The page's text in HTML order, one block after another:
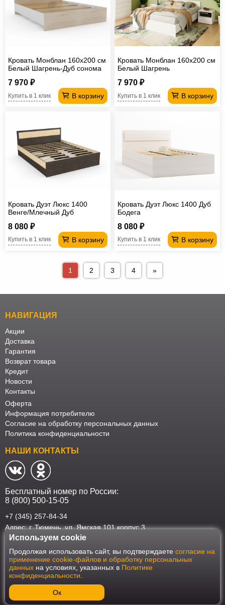
Кровать Монблан 160х200 см
Белый Шагрень-Дуб сонома
7 970 ₽
В корзину
Купить в 1 клик
Кровать Монблан 160х200 см
Белый Шагрень
7 970 ₽
В корзину
Купить в 1 клик
Кровать Дуэт Люкс 1400
Венге/Млечный Дуб
8 080 ₽
В корзину
Купить в 1 клик
Кровать Дуэт Люкс 1400 Дуб
Бодега
8 080 ₽
В корзину
Купить в 1 клик
1 2 3 4 »
НАВИГАЦИЯ
Акции
Доставка
Гарантия
Возврат товара
Кредит
Новости
Контакты
Оферта
Информация потребителю
Согласие на обработку персональных данных
Политика конфиденциальности
НАШИ КОНТАКТЫ
Бесплатный номер по России:
8 (800) 500-15-05
+7 (345) 257-84-34
Адрес: г. Тюмень, ул. Ямская 101 корпус 3
Наш интернет-магазин работает в соответствии с требованиями
Федерального закона от 27 июля 2006 года №152-ФЗ "О персональных
данных". Оформить заказ на сайте Мебеласка возможно только при
наличии согласия на обработку Ваших персональных данных. Для
улучшения работы сайта и его взаимодействия с пользователями мы
используем файлы cookie. Продолжая пользоваться сайтом, вы
соглашаетесь с использованием cookie.
Используем cookie
Продолжая использовать сайт, вы подтверждаете согласие на
применение cookie-файлов и обработку персональных
данных на условиях, указанных в Политике
конфиденциальности
Ок